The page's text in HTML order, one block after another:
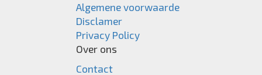
Algemene voorwaarde
Disclamer
Privacy Policy
Over ons
Contact